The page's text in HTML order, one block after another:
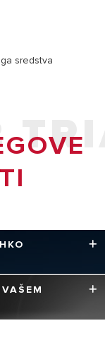
sredstva
izdelkov, da
vedno pred